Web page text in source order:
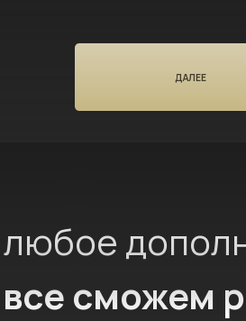
ДАЛЕЕ
все сможем